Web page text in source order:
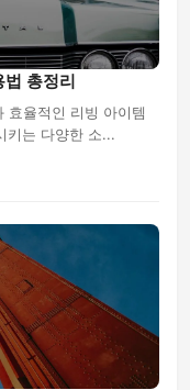
총정리
효율적인 리빙 아이템
키는 다양한 소...